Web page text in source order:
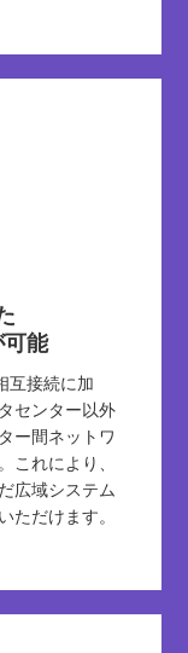
可能
互接続に加
センター以外
ー間ネットワ
これにより、
広域システム
ただけます。